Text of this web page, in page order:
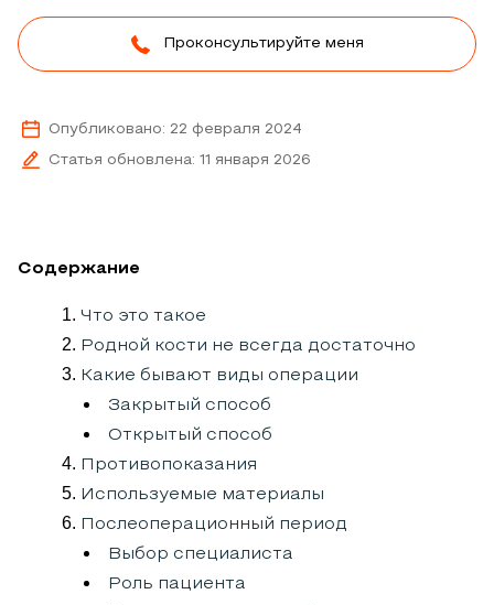
Проконсультируйте меня
Опубликовано: 22 февраля 2024
Статья обновлена: 11 января 2026
Содержание
Что это такое
Родной кости не всегда достаточно
Какие бывают виды операции
Закрытый способ
Открытый способ
Противопоказания
Используемые материалы
Послеоперационный период
Выбор специалиста
Роль пациента